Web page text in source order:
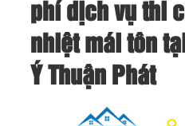
phí dịch vụ thi
nhiệt mái tôn
Ý Thuận Phát